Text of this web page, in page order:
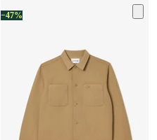
−47%